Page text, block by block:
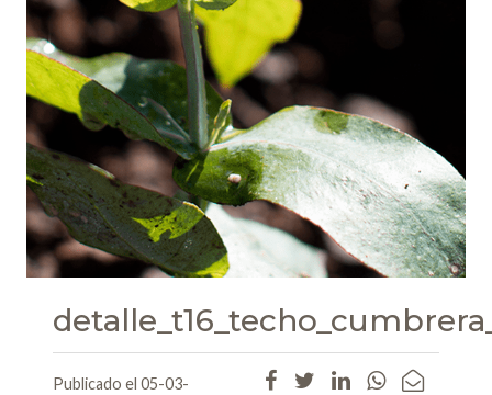
Publicado el 05-03-